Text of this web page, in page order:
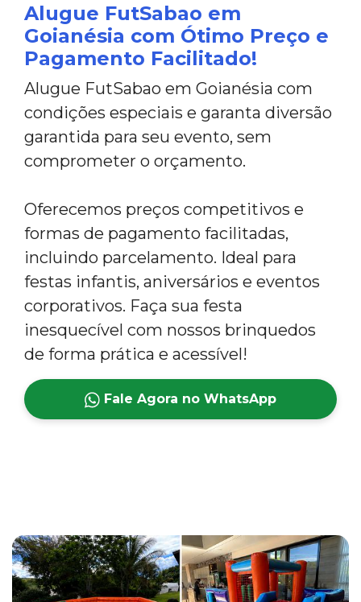
Alugue FutSabao em
Goianésia com Ótimo Preço e
Pagamento Facilitado!
Alugue FutSabao em Goianésia com
condições especiais e garanta diversão
garantida para seu evento, sem
comprometer o orçamento.
Oferecemos preços competitivos e
formas de pagamento facilitadas,
incluindo parcelamento. Ideal para
festas infantis, aniversários e eventos
corporativos. Faça sua festa
inesquecível com nossos brinquedos
de forma prática e acessível!
Fale Agora no WhatsApp